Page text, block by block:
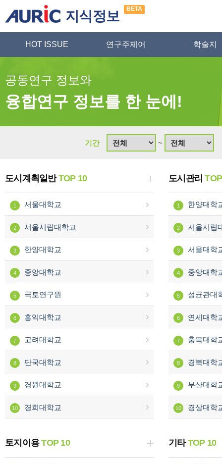
지식정보 BETA
HOT ISSUE 연구주제어 학술지
공동연구 정보와
융합연구 정보를 한 눈에!
기간 ~
도시계획일반TOP 10
1 서울대학교
2 서울시립대학교
3 한양대학교
4 중앙대학교
5 국토연구원
6 홍익대학교
7 고려대학교
8 단국대학교
9 경원대학교
10 경희대학교
도시관리
1 한양대학
2 서울시립
3 서울대학
4 중앙대학
5 성균관대
6 연세대학
7 충북대학
8 경북대학
9 부산대학
10 경상대학
토지이용TOP 10 기타TOP 10